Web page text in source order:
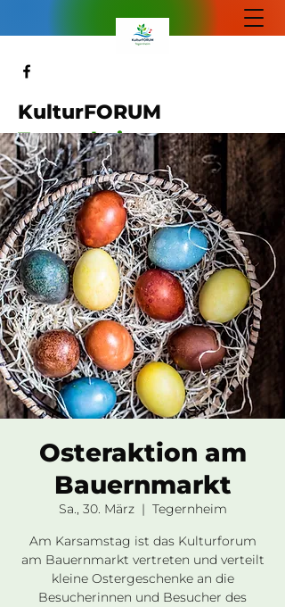
KulturFORUM
Tegernheim
Osteraktion am
Bauernmarkt
Sa., 30. März
  |
Tegernheim
Am Karsamstag ist das Kulturforum
am Bauernmarkt vertreten und verteilt
kleine Ostergeschenke an die
Besucherinnen und Besucher des